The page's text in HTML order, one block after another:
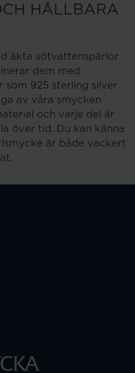
HÅLLBARA
äkta sötvattenspärlor
dem med
925 sterling silver
av våra smycken
och varje del är
över tid. Du kan känna
är både vackert